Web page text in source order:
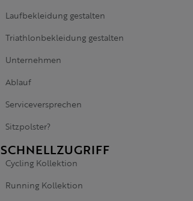
Laufbekleidung gestalten
Triathlonbekleidung gestalten
Unternehmen
Ablauf
Serviceversprechen
Sitzpolster?
SCHNELLZUGRIFF
Cycling Kollektion
Running Kollektion